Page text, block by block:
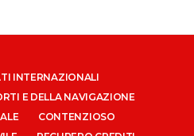
INTERNAZIONALI
E DELLA NAVIGAZIONE
CONTENZIOSO